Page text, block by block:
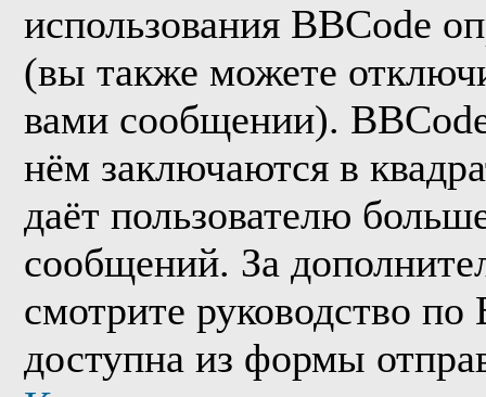
использования BBCode
(вы также можете
вами сообщении).
нём заключаются в
даёт пользователю
сообщений. За
смотрите руководство
доступна из формы